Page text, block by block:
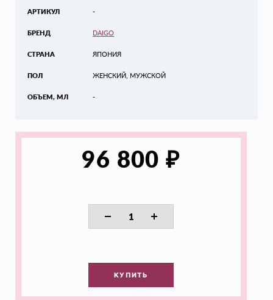
АРТИКУЛ
БРЕНД
СТРАНА
ПОЛ
ОБЪЕМ, МЛ
-
DAIGO
ЯПОНИЯ
ЖЕНСКИЙ, МУЖСКОЙ
-
96 800₽
КУПИТЬ